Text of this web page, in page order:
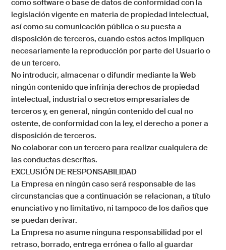
como software o base de datos de conformidad con la
legislación vigente en materia de propiedad intelectual,
así como su comunicación pública o su puesta a
disposición de terceros, cuando estos actos impliquen
necesariamente la reproducción por parte del Usuario o
de un tercero.
No introducir, almacenar o difundir mediante la Web
ningún contenido que infrinja derechos de propiedad
intelectual, industrial o secretos empresariales de
terceros y, en general, ningún contenido del cual no
ostente, de conformidad con la ley, el derecho a poner a
disposición de terceros.
No colaborar con un tercero para realizar cualquiera de
las conductas descritas.
EXCLUSIÓN DE RESPONSABILIDAD
La Empresa en ningún caso será responsable de las
circunstancias que a continuación se relacionan, a título
enunciativo y no limitativo, ni tampoco de los daños que
se puedan derivar.
La Empresa no asume ninguna responsabilidad por el
retraso, borrado, entrega errónea o fallo al guardar